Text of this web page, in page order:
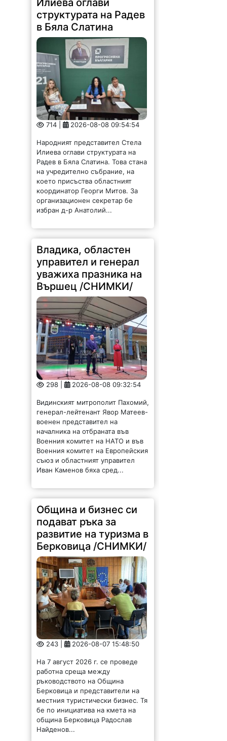
структурата на Радев
в Бяла Слатина
714 | 2026-08-08 09:54:54
Народният представител Стела
Илиева оглави структурата на
Радев в Бяла Слатина. Това стана
на учредително събрание, на
което присъства областният
координатор Георги Митов. За
организационен секретар бе
избран д-р Анатолий...
Владика, областен
управител и генерал
уважиха празника на
Вършец /СНИМКИ/
298 | 2026-08-08 09:32:54
генерал-лейтенант Явор Матеев-
военен представител на
началника на отбраната във
Военния комитет на НАТО и във
Военния комитет на Европейския
съюз и областният управител
Иван Каменов бяха сред...
Община и бизнес си
подават ръка за
развитие на туризма в
Берковица /СНИМКИ/
243 | 2026-08-07 15:48:50
На 7 август 2026 г. се проведе
работна среща между
ръководството на Община
Берковица и представители на
местния туристически бизнес. Тя
бе по инициатива на кмета на
община Берковица Радослав
Найденов...